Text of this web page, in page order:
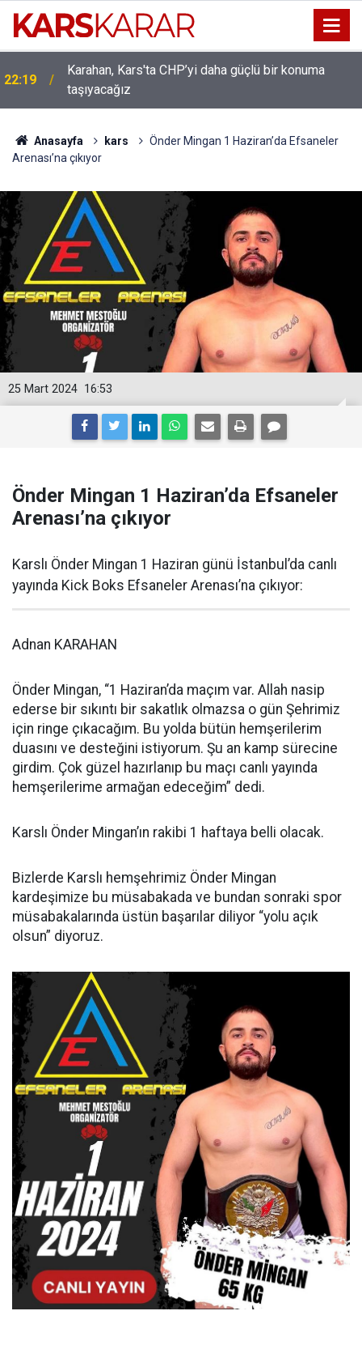
16:15
Uludaşdemir, YENİ Parti’nin kurucu il başkanlığı
görevine getirildi
Anasayfa kars
Önder Mingan 1 Haziran’da Efsaneler
Arenası’na çıkıyor
16:53
25 Mart 2024
Önder Mingan 1 Haziran’da Efsaneler
Arenası’na çıkıyor
Karslı Önder Mingan 1 Haziran günü İstanbul’da canlı
yayında Kick Boks Efsaneler Arenası’na çıkıyor:
Adnan KARAHAN
Önder Mingan, “1 Haziran’da maçım var. Allah nasip
ederse bir sıkıntı bir sakatlık olmazsa o gün Şehrimiz
için ringe çıkacağım. Bu yolda bütün hemşerilerim
duasını ve desteğini istiyorum. Şu an kamp sürecine
girdim. Çok güzel hazırlanıp bu maçı canlı yayında
hemşerilerime armağan edeceğim” dedi.
Karslı Önder Mingan’ın rakibi 1 haftaya belli olacak.
Bizlerde Karslı hemşehrimiz Önder Mingan
kardeşimize bu müsabakada ve bundan sonraki spor
müsabakalarında üstün başarılar diliyor “yolu açık
olsun” diyoruz.